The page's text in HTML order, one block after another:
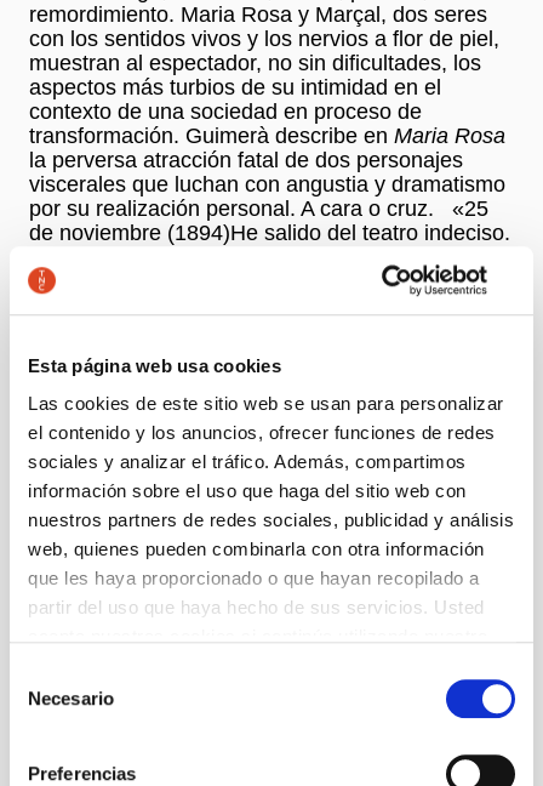
Esta página web usa cookies
Las cookies de este sitio web se usan para personalizar
el contenido y los anuncios, ofrecer funciones de redes
sociales y analizar el tráfico. Además, compartimos
información sobre el uso que haga del sitio web con
nuestros partners de redes sociales, publicidad y análisis
web, quienes pueden combinarla con otra información
que les haya proporcionado o que hayan recopilado a
partir del uso que haya hecho de sus servicios. Usted
Necesario
Preferencias
remordimiento. Maria Rosa y Marçal, dos seres
con los sentidos vivos y los nervios a flor de piel,
muestran al espectador, no sin dificultades, los
aspectos más turbios de su intimidad en el
contexto de una sociedad en proceso de
transformación. Guimerà describe en Maria Rosa
la perversa atracción fatal de dos personajes
viscerales que luchan con angustia y dramatismo
por su realización personal. A cara o cruz. «25
de noviembre (1894)He salido del teatro indeciso.
mezcladas con estrépitos de risas. De vuelta a
al final ha conseguido ganarme. Nunca había
entrado en el teatro catalán una ventada de
verdad tan fuerte.»Francesc Rierola: fragmento
de su Dietario.
Autoría
Àngel Guimerà
+ Ficha artística
Edad recomendada